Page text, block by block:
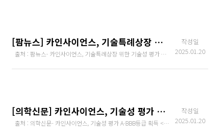
[팜뉴스] 카인사이언스, 기술특례상장 위한 기술성 평가 통과
출처 : 팜뉴스- 카인사이언스, 기술특례상장 위한 기술성 평가 통과 < 제약·바이오 < 산업 < 기사본문
작성일
2025.01.20
[의학신문] 카인사이언스, 기술성 평가 A·BBB등급 획득
출처 : 의학신문- 카인사이언스, 기술성 평가 A·BBB등급 획득 < 제약·유통 < 단신 < 기사본문
작성일
2025.01.20